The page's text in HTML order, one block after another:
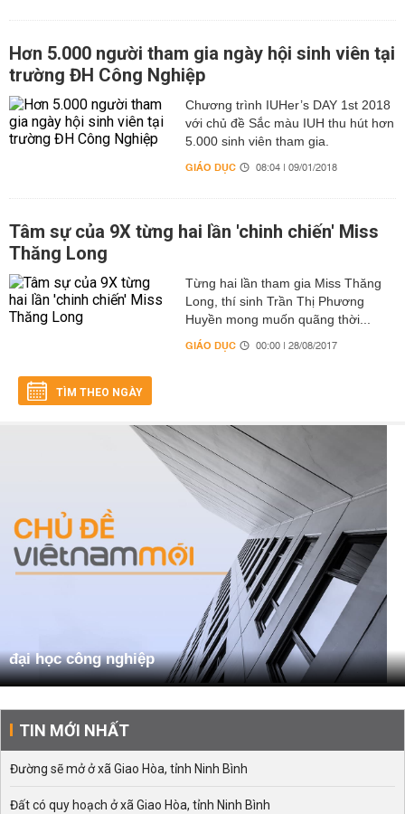
Hơn 5.000 người tham gia ngày hội sinh viên tại
trường ĐH Công Nghiệp
Chương trình IUHer’s DAY 1st 2018
với chủ đề Sắc màu IUH thu hút hơn
5.000 sinh viên tham gia.
GIÁO DỤC 08:04 | 09/01/2018
Tâm sự của 9X từng hai lần 'chinh chiến' Miss
Thăng Long
Từng hai lần tham gia Miss Thăng
Long, thí sinh Trần Thị Phương
Huyền mong muốn quãng thời...
GIÁO DỤC 00:00 | 28/08/2017
TÌM THEO NGÀY
đại học công nghiệp
TIN MỚI NHẤT
Đường sẽ mở ở xã Giao Hòa, tỉnh Ninh Bình
Đất có quy hoạch ở xã Giao Hòa, tỉnh Ninh Bình